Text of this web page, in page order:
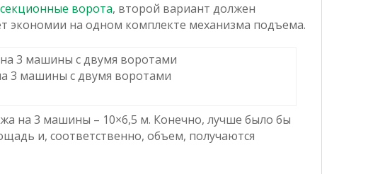
ворота, второй вариант должен
экономии на одном комплекте механизма подъема.
3 машины с двумя воротами
на 3 машины – 10×6,5 м. Конечно, лучше было бы
и, соответственно, объем, получаются